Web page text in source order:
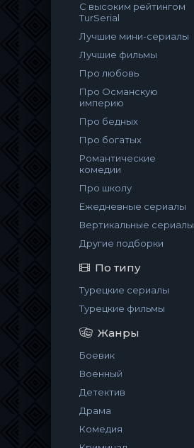
С высоким рейтингом
TurSerial
Лучшие мини-сериалы
Лучшие фильмы
Про любовь
Про Османскую
империю
Про бедных
Про богатых
Романтические
комедии
Про школу
Ежедневные сериалы
Вертикальные сериалы
Другие подборки
По типу
Турецкие сериалы
Турецкие фильмы
Жанры
Боевик
Военный
Детектив
Драма
Комедия